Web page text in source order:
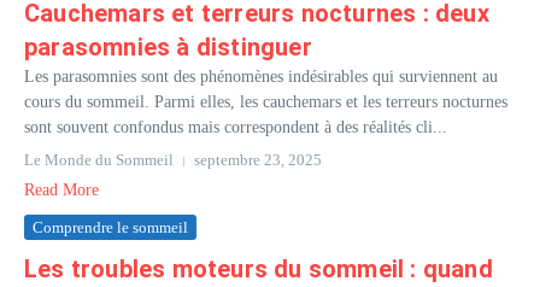
Cauchemars et terreurs nocturnes : deux
parasomnies à distinguer
Les parasomnies sont des phénomènes indésirables qui surviennent au
cours du sommeil. Parmi elles, les cauchemars et les terreurs nocturnes
sont souvent confondus mais correspondent à des réalités cli...
Le Monde du Sommeil
septembre 23, 2025
Read More
Comprendre le sommeil
Les troubles moteurs du sommeil : quand